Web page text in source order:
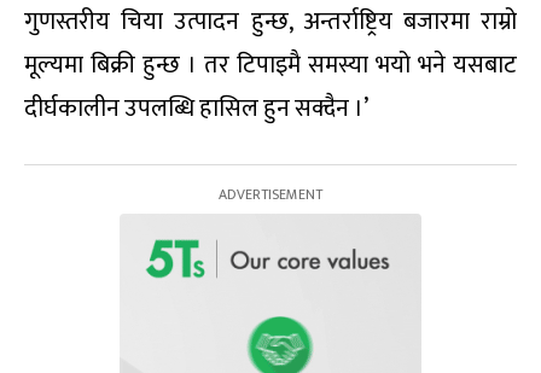
गुणस्तरीय चिया उत्पादन हुन्छ, अन्तर्राष्ट्रिय बजारमा राम्रो
मूल्यमा बिक्री हुन्छ । तर टिपाइमै समस्या भयो भने यसबाट
दीर्घकालीन उपलब्धि हासिल हुन सक्दैन ।’